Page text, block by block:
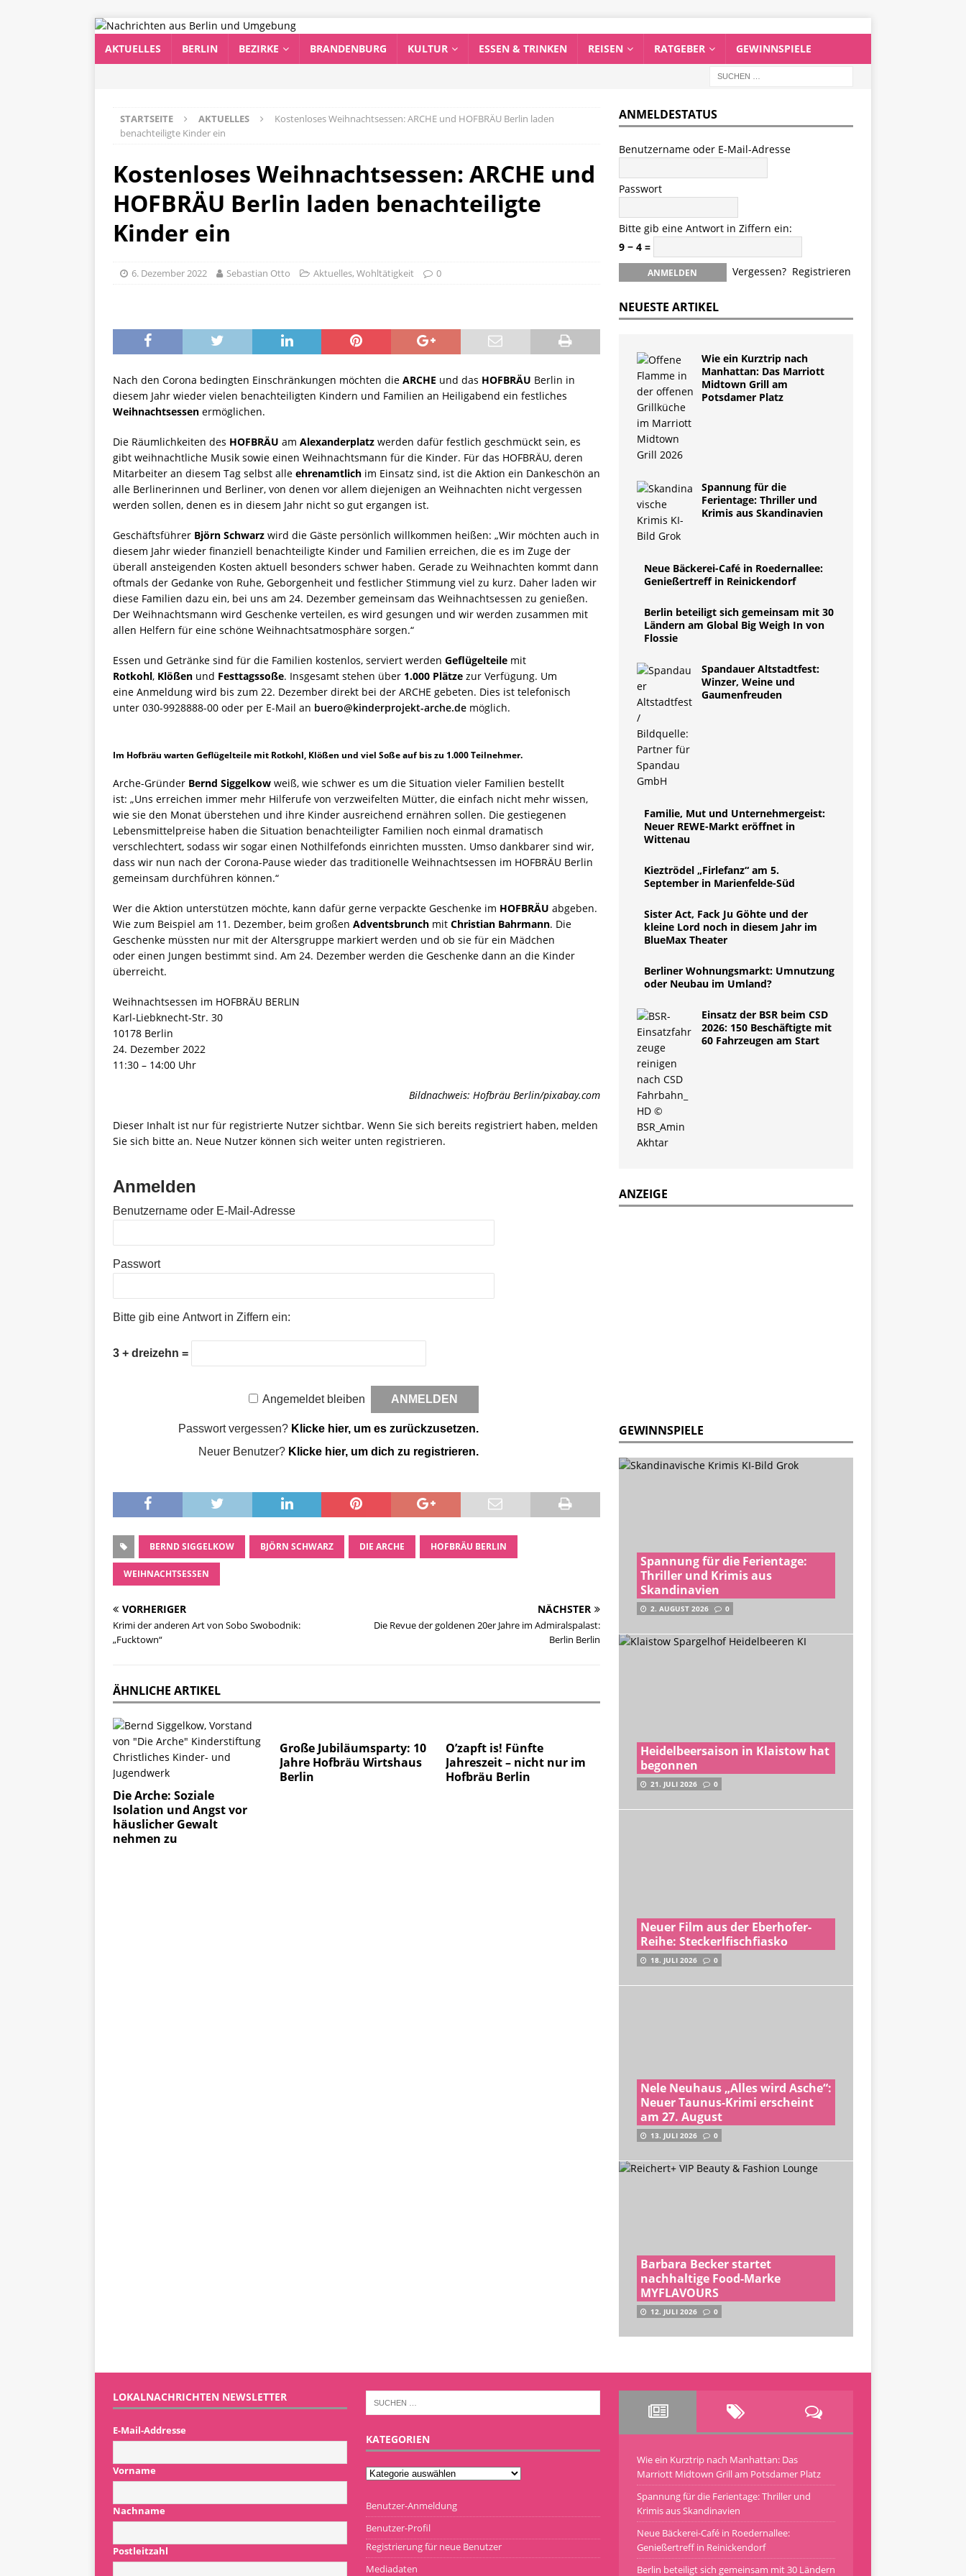
AKTUELLES BERLIN BEZIRKE BRANDENBURG KULTUR ESSEN & TRINKEN REISEN RATGEBER GEWINNSPIELE
STARTSEITE AKTUELLES
Kostenloses Weihnachtsessen: ARCHE und HOFBRÄU Berlin laden
benachteiligte Kinder ein
Kostenloses Weihnachtsessen: ARCHE und
HOFBRÄU Berlin laden benachteiligte
Kinder ein
6. Dezember 2022 Sebastian Otto Aktuelles, Wohltätigkeit 0
Nach den Corona bedingten Einschränkungen möchten die ARCHE und das HOFBRÄU Berlin in
diesem Jahr wieder vielen benachteiligten Kindern und Familien an Heiligabend ein festliches
Weihnachtsessen ermöglichen.
Die Räumlichkeiten des HOFBRÄU am Alexanderplatz werden dafür festlich geschmückt sein, es
gibt weihnachtliche Musik sowie einen Weihnachtsmann für die Kinder. Für das HOFBRÄU, deren
Mitarbeiter an diesem Tag selbst alle ehrenamtlich im Einsatz sind, ist die Aktion ein Dankeschön an
alle Berlinerinnen und Berliner, von denen vor allem diejenigen an Weihnachten nicht vergessen
werden sollen, denen es in diesem Jahr nicht so gut ergangen ist.
Geschäftsführer Björn Schwarz wird die Gäste persönlich willkommen heißen: „Wir möchten auch in
diesem Jahr wieder finanziell benachteiligte Kinder und Familien erreichen, die es im Zuge der
überall ansteigenden Kosten aktuell besonders schwer haben. Gerade zu Weihnachten kommt dann
oftmals der Gedanke von Ruhe, Geborgenheit und festlicher Stimmung viel zu kurz. Daher laden wir
diese Familien dazu ein, bei uns am 24. Dezember gemeinsam das Weihnachtsessen zu genießen.
Der Weihnachtsmann wird Geschenke verteilen, es wird gesungen und wir werden zusammen mit
allen Helfern für eine schöne Weihnachtsatmosphäre sorgen.“
Essen und Getränke sind für die Familien kostenlos, serviert werden Geflügelteile mit
Rotkohl, Klößen und Festtagssoße. Insgesamt stehen über 1.000 Plätze zur Verfügung. Um
eine Anmeldung wird bis zum 22. Dezember direkt bei der ARCHE gebeten. Dies ist telefonisch
unter 030-9928888-00 oder per E-Mail an buero@kinderprojekt-arche.de möglich.
Im Hofbräu warten Geflügelteile mit Rotkohl, Klößen und viel Soße auf bis zu 1.000 Teilnehmer.
Arche-Gründer Bernd Siggelkow weiß, wie schwer es um die Situation vieler Familien bestellt
ist: „Uns erreichen immer mehr Hilferufe von verzweifelten Mütter, die einfach nicht mehr wissen,
wie sie den Monat überstehen und ihre Kinder ausreichend ernähren sollen. Die gestiegenen
Lebensmittelpreise haben die Situation benachteiligter Familien noch einmal dramatisch
verschlechtert, sodass wir sogar einen Nothilfefonds einrichten mussten. Umso dankbarer sind wir,
dass wir nun nach der Corona-Pause wieder das traditionelle Weihnachtsessen im HOFBRÄU Berlin
gemeinsam durchführen können.“
Wer die Aktion unterstützen möchte, kann dafür gerne verpackte Geschenke im HOFBRÄU abgeben.
Wie zum Beispiel am 11. Dezember, beim großen Adventsbrunch mit Christian Bahrmann. Die
Geschenke müssten nur mit der Altersgruppe markiert werden und ob sie für ein Mädchen
oder einen Jungen bestimmt sind. Am 24. Dezember werden die Geschenke dann an die Kinder
überreicht.
Weihnachtsessen im HOFBRÄU BERLIN
Karl-Liebknecht-Str. 30
10178 Berlin
24. Dezember 2022
11:30 – 14:00 Uhr
Bildnachweis: Hofbräu Berlin/pixabay.com
Dieser Inhalt ist nur für registrierte Nutzer sichtbar. Wenn Sie sich bereits registriert haben, melden
Sie sich bitte an. Neue Nutzer können sich weiter unten registrieren.
Anmelden
Benutzername oder E-Mail-Adresse
Passwort
Bitte gib eine Antwort in Ziffern ein:
3 + dreizehn =
Angemeldet bleiben
Passwort vergessen? Klicke hier, um es zurückzusetzen.
Neuer Benutzer? Klicke hier, um dich zu registrieren.
BERND SIGGELKOW BJÖRN SCHWARZ DIE ARCHE HOFBRÄU BERLIN
WEIHNACHTSESSEN
VORHERIGER
Krimi der anderen Art von Sobo Swobodnik:
„Fucktown“
NÄCHSTER
Die Revue der goldenen 20er Jahre im Admiralspalast:
Berlin Berlin
ÄHNLICHE ARTIKEL
Die Arche: Soziale
Isolation und Angst vor
häuslicher Gewalt
nehmen zu
Große Jubiläumsparty: 10
Jahre Hofbräu Wirtshaus
Berlin
O’zapft is! Fünfte
Jahreszeit – nicht nur im
Hofbräu Berlin
ANMELDESTATUS
Benutzername oder E-Mail-Adresse
Passwort
Bitte gib eine Antwort in Ziffern ein:
9 − 4 =
Vergessen? Registrieren
NEUESTE ARTIKEL
Wie ein Kurztrip nach
Manhattan: Das Marriott
Midtown Grill am
Potsdamer Platz
Spannung für die
Ferientage: Thriller und
Krimis aus Skandinavien
Neue Bäckerei-Café in Roedernallee:
Genießertreff in Reinickendorf
Berlin beteiligt sich gemeinsam mit 30
Ländern am Global Big Weigh In von
Flossie
Spandauer Altstadtfest:
Winzer, Weine und
Gaumenfreuden
Familie, Mut und Unternehmergeist:
Neuer REWE-Markt eröffnet in
Wittenau
Kieztrödel „Firlefanz“ am 5.
September in Marienfelde-Süd
Sister Act, Fack Ju Göhte und der
kleine Lord noch in diesem Jahr im
BlueMax Theater
Berliner Wohnungsmarkt: Umnutzung
oder Neubau im Umland?
Einsatz der BSR beim CSD
2026: 150 Beschäftigte mit
60 Fahrzeugen am Start
ANZEIGE
GEWINNSPIELE
Spannung für die Ferientage:
Thriller und Krimis aus
Skandinavien
2. AUGUST 2026 0
Heidelbeersaison in Klaistow hat
begonnen
21. JULI 2026 0
Neuer Film aus der Eberhofer-
Reihe: Steckerlfischfiasko
18. JULI 2026 0
Nele Neuhaus „Alles wird Asche“:
Neuer Taunus-Krimi erscheint
am 27. August
13. JULI 2026 0
Barbara Becker startet
nachhaltige Food-Marke
MYFLAVOURS
12. JULI 2026 0
LOKALNACHRICHTEN NEWSLETTER
E-Mail-Addresse
Vorname
Nachname
Postleitzahl
KATEGORIEN
Benutzer-Anmeldung
Benutzer-Profil
Registrierung für neue Benutzer
Mediadaten
Wie ein Kurztrip nach Manhattan: Das
Marriott Midtown Grill am Potsdamer Platz
Spannung für die Ferientage: Thriller und
Krimis aus Skandinavien
Neue Bäckerei-Café in Roedernallee:
Genießertreff in Reinickendorf
Berlin beteiligt sich gemeinsam mit 30 Ländern